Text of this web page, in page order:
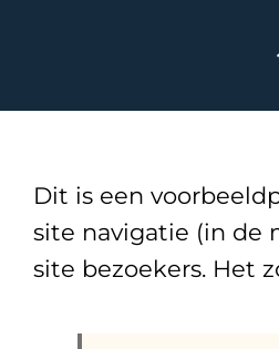
Dit is een
site navigatie (in de
site bezoekers. Het